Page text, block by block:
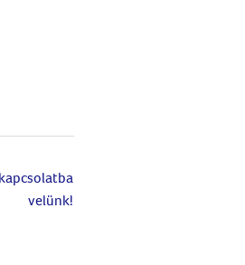
velünk!